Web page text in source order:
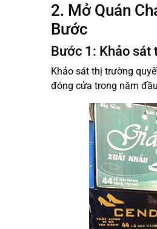
2. Mở Quán
Bước
Bước 1: Khảo sát
Khảo sát thị trường
đóng cửa trong năm